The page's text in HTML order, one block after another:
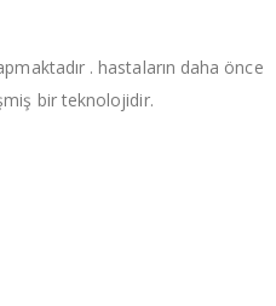
. hastaların daha önce
bir teknolojidir.